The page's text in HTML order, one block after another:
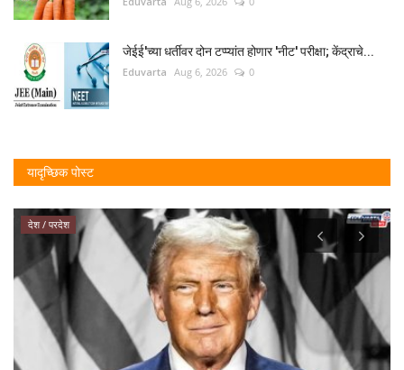
जेईई'च्या धर्तीवर दोन टप्प्यांत होणार 'नीट' परीक्षा; केंद्राचे...
Eduvarta Aug 6, 2026 0
यादृच्छिक पोस्ट
देश / परदेश